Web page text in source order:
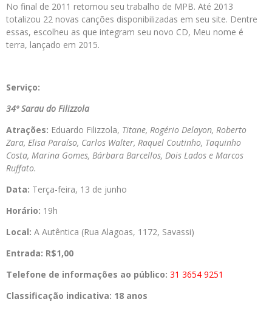
No final de 2011 retomou seu trabalho de MPB. Até 2013
totalizou 22 novas canções disponibilizadas em seu site. Dentre
essas, escolheu as que integram seu novo CD, Meu nome é
terra, lançado em 2015.
Serviço:
34º Sarau do Filizzola
Atrações: Eduardo Filizzola, Titane, Rogério Delayon, Roberto
Zara, Elisa Paraíso, Carlos Walter, Raquel Coutinho, Taquinho
Costa, Marina Gomes, Bárbara Barcellos, Dois Lados e Marcos
Ruffato.
Data: Terça-feira, 13 de junho
Horário: 19h
Local: A Autêntica (Rua Alagoas, 1172, Savassi)
Entrada: R$1,00
Telefone de informações ao público: 31 3654 9251
Classificação indicativa: 18 anos